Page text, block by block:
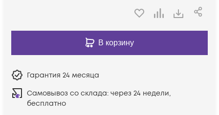
В корзину
Гарантия 24 месяца
Самовывоз со склада: через 24 недели,
бесплатно